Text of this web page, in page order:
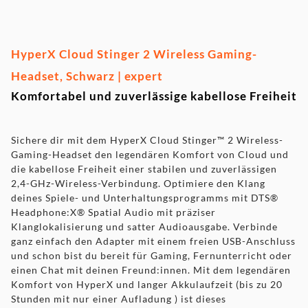
HyperX Cloud Stinger 2 Wireless Gaming-
Headset, Schwarz | expert
Komfortabel und zuverlässige kabellose Freiheit
Sichere dir mit dem HyperX Cloud Stinger™ 2 Wireless-
Gaming-Headset den legendären Komfort von Cloud und
die kabellose Freiheit einer stabilen und zuverlässigen
2,4-GHz-Wireless-Verbindung. Optimiere den Klang
deines Spiele- und Unterhaltungsprogramms mit DTS®
Headphone:X® Spatial Audio mit präziser
Klanglokalisierung und satter Audioausgabe. Verbinde
ganz einfach den Adapter mit einem freien USB-Anschluss
und schon bist du bereit für Gaming, Fernunterricht oder
einen Chat mit deinen Freund:innen. Mit dem legendären
Komfort von HyperX und langer Akkulaufzeit (bis zu 20
Stunden mit nur einer Aufladung ) ist dieses